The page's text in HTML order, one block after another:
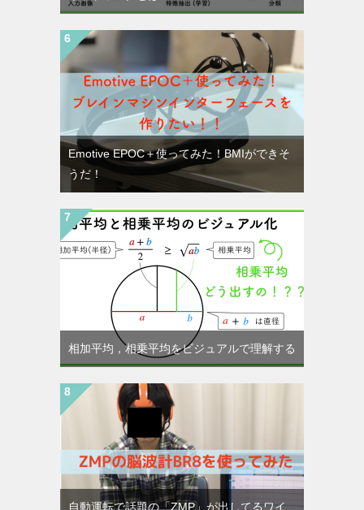
Emotive EPOC＋使ってみた！BMIができそ
うだ！
相加平均，相乗平均をビジュアルで理解する
自動運転で話題の「ZMP」が出してるワイ